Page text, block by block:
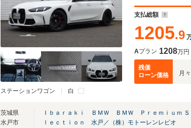
ステーションワゴン 白
ーション
支払総額
1205.9
Aプラン 1208万円
残価
ローン価格
月々
茨城県
水戸市
Ｉｂａｒａｋｉ ＢＭＷ ＢＭＷ Ｐｒｅｍｉｕｍ Ｓ
ｌｅｃｔｉｏｎ 水戸／（株）モトーレンレピオ